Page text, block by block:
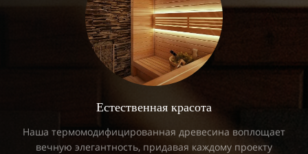
Естественная красота
Наша термомодифицированная древесина воплощает
вечную элегантность, придавая каждому проекту